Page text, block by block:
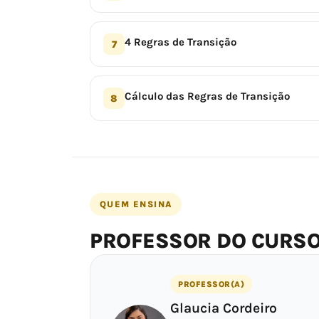
7 4 Regras de Transição
8 Cálculo das Regras de Transição
QUEM ENSINA
PROFESSOR DO
PROFESSOR(A)
Glaucia Cordeiro